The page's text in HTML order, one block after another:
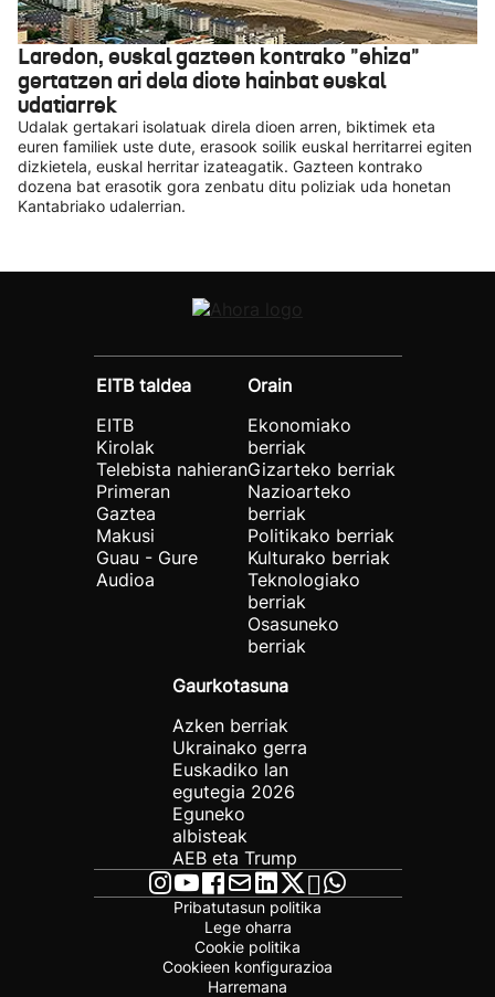
Laredon, euskal gazteen kontrako "ehiza"
gertatzen ari dela diote hainbat euskal
udatiarrek
Udalak gertakari isolatuak direla dioen arren, biktimek eta
euren familiek uste dute, erasook soilik euskal herritarrei egiten
dizkietela, euskal herritar izateagatik. Gazteen kontrako
dozena bat erasotik gora zenbatu ditu poliziak uda honetan
Kantabriako udalerrian.
EITB taldea
EITB
Kirolak
Telebista nahieran
Primeran
Gaztea
Makusi
Guau - Gure
Audioa
Orain
Ekonomiako
berriak
Gizarteko berriak
Nazioarteko
berriak
Politikako berriak
Kulturako berriak
Teknologiako
berriak
Osasuneko
berriak
Gaurkotasuna
Azken berriak
Ukrainako gerra
Euskadiko lan
egutegia 2026
Eguneko
albisteak
AEB eta Trump
Pribatutasun politika
Lege oharra
Cookie politika
Cookieen konfigurazioa
Harremana